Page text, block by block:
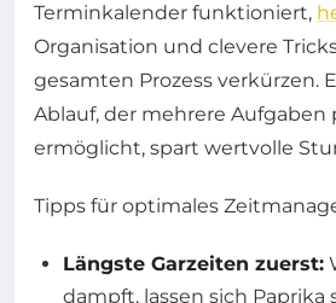
Terminkalender funktioniert,
Organisation und clevere
gesamten Prozess verkürzen.
Ablauf, der mehrere Aufgaben
ermöglicht, spart wertvolle
Tipps für optimales
Längste Garzeiten zuerst:
dampft, lassen sich Paprika